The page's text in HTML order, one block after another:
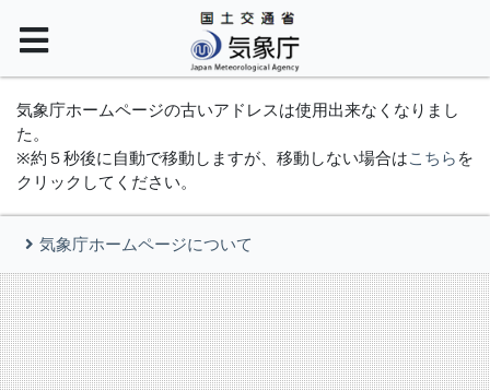
気象庁ホームページの古いアドレスは使用出来なくなりまし
た。
※約５秒後に自動で移動しますが、移動しない場合はこちら を
クリックしてください。
気象庁ホームページについて